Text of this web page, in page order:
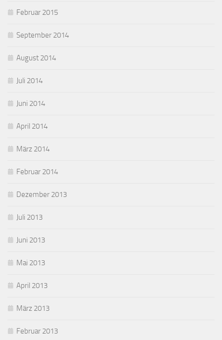
Februar 2015
September 2014
August 2014
Juli 2014
Juni 2014
April 2014
März 2014
Februar 2014
Dezember 2013
Juli 2013
Juni 2013
Mai 2013
April 2013
März 2013
Februar 2013